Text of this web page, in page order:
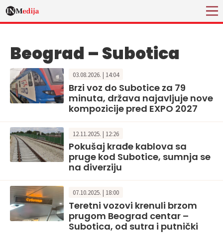
Beograd – Subotica
03.08.2026. | 14:04
Brzi voz do Subotice za 79
minuta, država najavljuje nove
kompozicije pred EXPO 2027
12.11.2025. | 12:26
Pokušaj krađe kablova sa
pruge kod Subotice, sumnja se
na diverziju
07.10.2025. | 18:00
Teretni vozovi krenuli brzom
prugom Beograd centar –
Subotica, od sutra i putnički